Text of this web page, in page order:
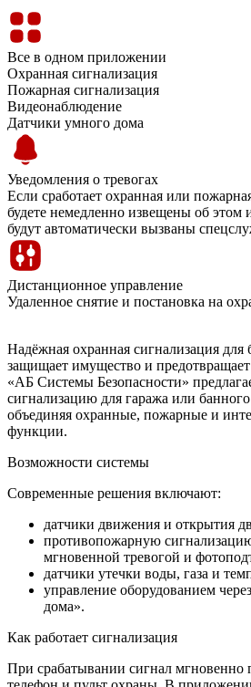
Все в одном приложении
Охранная сигнализация
Пожарная сигнализация
Видеонаблюдение
Датчики умного дома
Уведомления о тревогах
Если сработает охранная или
будете немедленно извещены об этом
будут автоматически вызваны
Дистанционное управление
Удаленное снятие и постановка на
Надёжная охранная сигнализация для
защищает имущество и
«АБ Системы Безопасности»
сигнализацию для гаража или
объединяя охранные, пожарные и
функции.
Возможности системы
Современные решения включают:
датчики движения и открытия
противопожарную
мгновенной тревогой и
датчики утечки воды, газа и
управление оборудованием
дома».
Как работает сигнализация
При срабатывании сигнал мгновенно